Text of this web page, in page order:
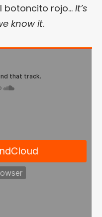
botoncito rojo… It’s
know it.